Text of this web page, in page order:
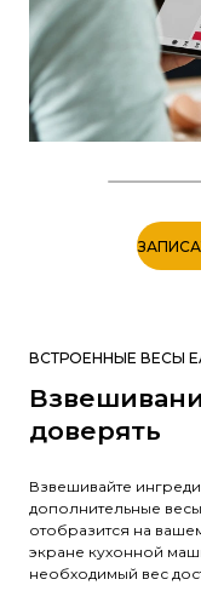
ВСТРОЕННЫЕ ВЕСЫ
доверять
Взвешивайте
дополнительные
отобразится на
экране кухонной
необходимый вес